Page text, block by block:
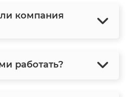
компания
работать?